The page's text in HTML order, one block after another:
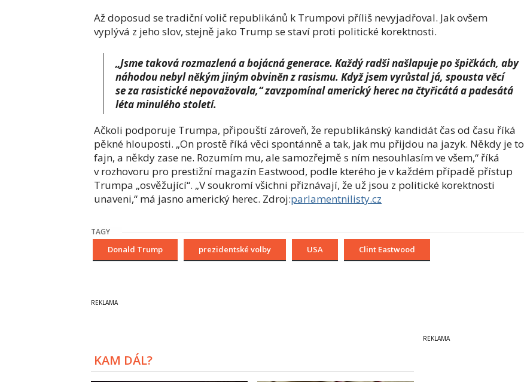
Až doposud se tradiční volič republikánů k Trumpovi příliš nevyjadřoval. Jak ovšem
vyplývá z jeho slov, stejně jako Trump se staví proti politické korektnosti.
„Jsme taková rozmazlená a bojácná generace. Každý radši našlapuje po špičkách, aby
náhodou nebyl někým jiným obviněn z rasismu. Když jsem vyrůstal já, spousta věcí
se za rasistické nepovažovala,“ zavzpomínal americký herec na čtyřicátá a padesátá
léta minulého století.
Ačkoli podporuje Trumpa, připouští zároveň, že republikánský kandidát čas od času říká
pěkné hlouposti. „On prostě říká věci spontánně a tak, jak mu přijdou na jazyk. Někdy je to
fajn, a někdy zase ne. Rozumím mu, ale samozřejmě s ním nesouhlasím ve všem,“ říká
v rozhovoru pro prestižní magazín Eastwood, podle kterého je v každém případě přístup
Trumpa „osvěžující“. „V soukromí všichni přiznávají, že už jsou z politické korektnosti
unaveni,“ má jasno americký herec. Zdroj:parlamentnilisty.cz
TAGY
Donald Trump prezidentské volby USA Clint Eastwood
KAM DÁL?